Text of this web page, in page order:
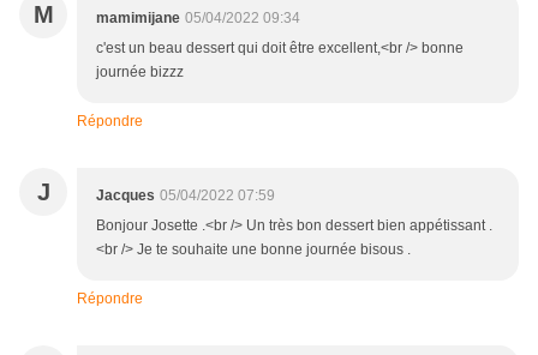
M mamimijane 05/04/2022 09:34
c'est un beau dessert qui doit être excellent,<br /> bonne
journée bizzz
Répondre
J Jacques 05/04/2022 07:59
Bonjour Josette .<br /> Un très bon dessert bien appétissant .
<br /> Je te souhaite une bonne journée bisous .
Répondre